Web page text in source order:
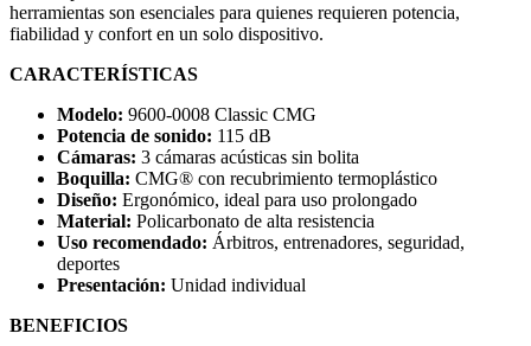
herramientas son esenciales para quienes requieren potencia,
fiabilidad y confort en un solo dispositivo.
CARACTERÍSTICAS
Modelo: 9600-0008 Classic CMG
Potencia de sonido: 115 dB
Cámaras: 3 cámaras acústicas sin bolita
Boquilla: CMG® con recubrimiento termoplástico
Diseño: Ergonómico, ideal para uso prolongado
Material: Policarbonato de alta resistencia
Uso recomendado: Árbitros, entrenadores, seguridad,
deportes
Presentación: Unidad individual
BENEFICIOS